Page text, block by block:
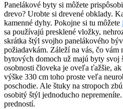
Panelákové byty si môžete
drevo? Urobte si drevené obklady.
kamenné dyhy. Pokojne si tu môžete
sa používajú presklené vložky,
skrátka štýl svojho panelákového
požiadavkám. Záleží na vás, čo
bytových domoch už majú byty svoj
osobnosti človeka je oveľa ťažšie,
výške 330 cm toho proste veľa
poschodie. Ale štuky na stropoch
osobitý štýl jednoducho
predností.